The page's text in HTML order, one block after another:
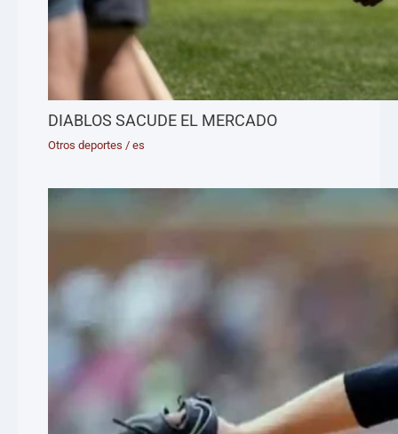
DIABLOS SACUDE EL MERCADO
Otros deportes /es